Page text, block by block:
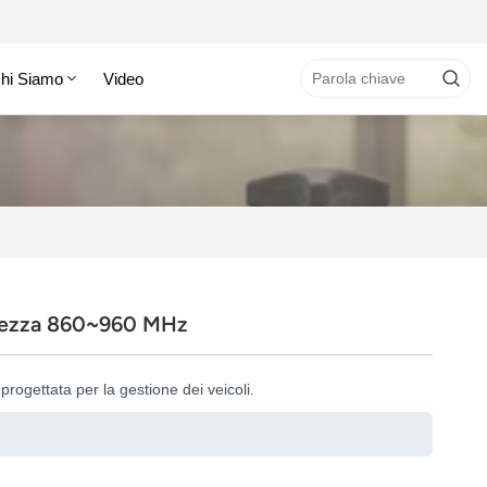
Siamo Video
860~960 MHz
per la gestione dei veicoli.